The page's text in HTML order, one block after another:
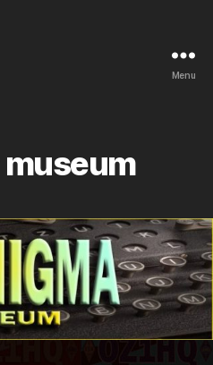
Menu
museum